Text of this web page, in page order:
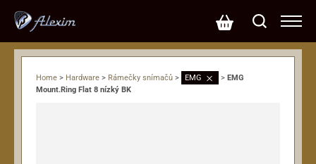
Home > Hardware > Rámečky snímačů > EMG > EMG
Mount.Ring Flat 8 nízký BK